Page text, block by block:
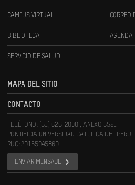
CAMPUS VIRTUAL CORREO
BIBLIOTECA AGENDA
SERVICIO DE SALUD
MAPA DEL SITIO
CONTACTO
TELÉFONO: (51) 626-2000 , ANEXO 5581
PONTIFICIA UNIVERSIDAD CATOLICA DEL PERU
RUC: 20155945860
ENVIAR MENSAJE